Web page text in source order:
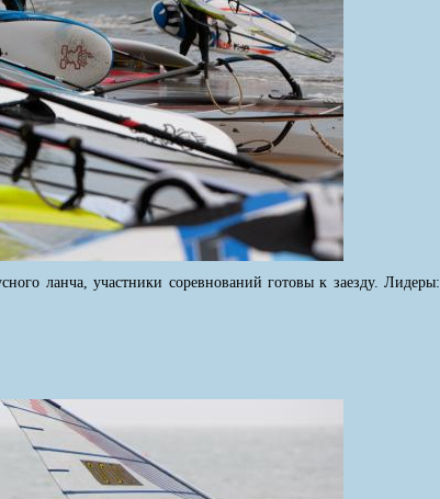
ланча, участники соревнований готовы к заезду. Лидеры: